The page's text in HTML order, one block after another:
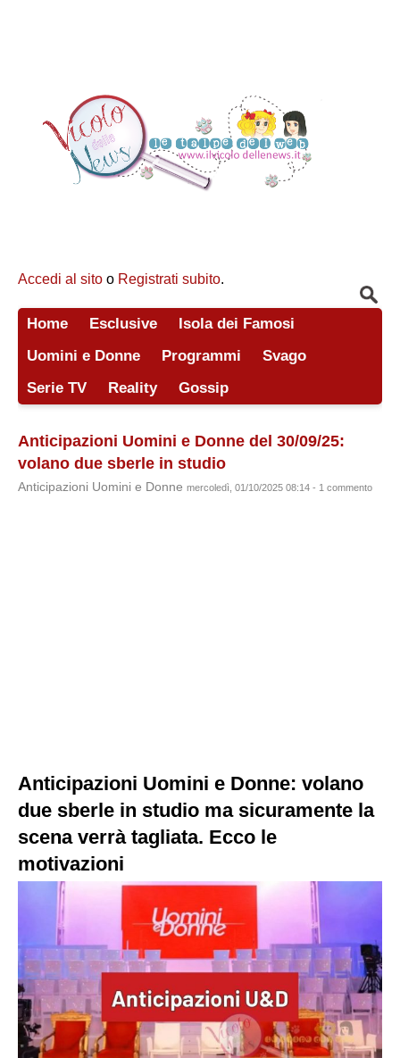
Accedi al sito o Registrati subito.
Home Esclusive
Isola dei Famosi
Uomini e Donne
Programmi
Svago
Serie TV
Reality Gossip
Anticipazioni Uomini e Donne del 30/09/25:
volano due sberle in studio
Anticipazioni Uomini e Donne mercoledì, 01/10/2025 08:14 - 1 commento
Anticipazioni Uomini e Donne: volano
due sberle in studio ma sicuramente la
scena verrà tagliata. Ecco le
motivazioni